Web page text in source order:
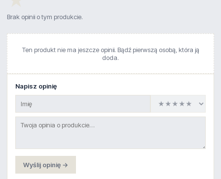
Brak opinii o tym produkcie.
Ten produkt nie ma jeszcze opinii. Bądź pierwszą osobą, która ją
doda.
Napisz opinię
Wyślij opinię →